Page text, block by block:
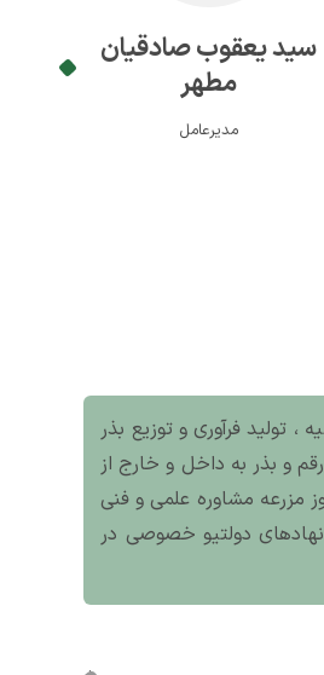
سید یعقوب صادقیان
مطهر
مدیرعامل
تولید فرآوری و توزیع بذر
و بذر به داخل و خارج از
مزرعه مشاوره علمی و فنی
دولتیو خصوصی در